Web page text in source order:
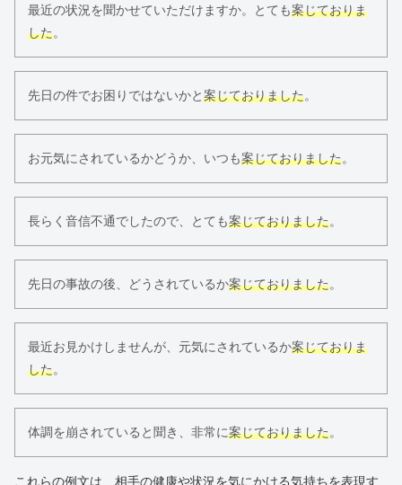
最近の状況を聞かせていただけますか。とても案じておりま
した。
先日の件でお困りではないかと案じておりました。
お元気にされているかどうか、いつも案じておりました。
長らく音信不通でしたので、とても案じておりました。
先日の事故の後、どうされているか案じておりました。
最近お見かけしませんが、元気にされているか案じておりま
した。
体調を崩されていると聞き、非常に案じておりました。
これらの例文は、相手の健康や状況を気にかける気持ちを表現す